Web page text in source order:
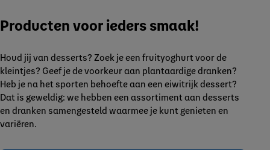
Producten voor ieders smaak!
Houd jij van desserts? Zoek je een fruityoghurt voor de
kleintjes? Geef je de voorkeur aan plantaardige dranken?
Heb je na het sporten behoefte aan een eiwitrijk dessert?
Dat is geweldig: we hebben een assortiment aan desserts
en dranken samengesteld waarmee je kunt genieten en
variëren.